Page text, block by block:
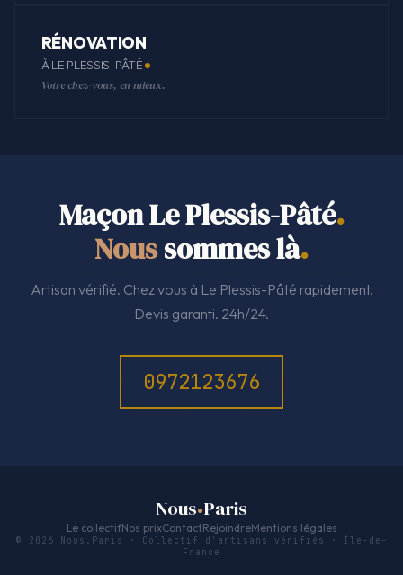
RÉNOVATION
À LE PLESSIS-PÂTÉ
Votre chez-vous, en mieux.
Maçon Le Plessis-Pâté.
Noussommes là.
Artisan vérifié. Chez vous à Le Plessis-Pâté rapidement.
Devis garanti. 24h/24.
0972123676
Nous Paris
Le collectifNos prixContactRejoindreMentions légales
© 2026 Nous.Paris · Collectif d'artisans vérifiés · Île-de-
France